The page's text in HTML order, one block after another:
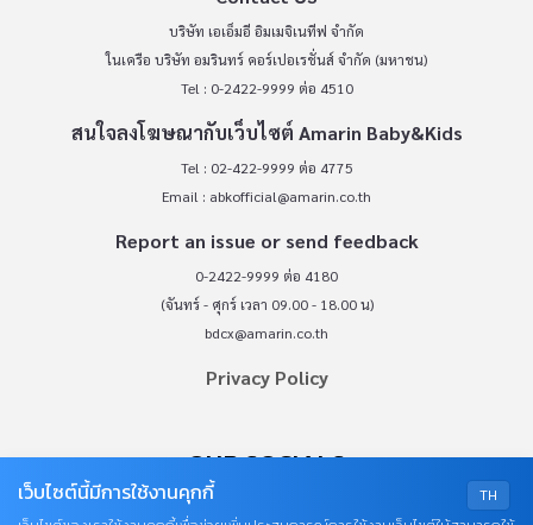
บริษัท เอเอ็มอี อิมเมจิเนทีฟ จำกัด
ในเครือ บริษัท อมรินทร์ คอร์เปอเรชั่นส์ จำกัด (มหาชน)
Tel : 0-2422-9999 ต่อ 4510
สนใจลงโฆษณากับเว็บไซต์ Amarin Baby&Kids
Tel : 02-422-9999 ต่อ 4775
Email : abkofficial@amarin.co.th
Report an issue or send feedback
0-2422-9999 ต่อ 4180
(จันทร์ - ศุกร์ เวลา 09.00 - 18.00 น)
bdcx@amarin.co.th
Privacy Policy
OUR SOCIALS
TH
เว็บไซต์นี้มีการใช้งานคุกกี้